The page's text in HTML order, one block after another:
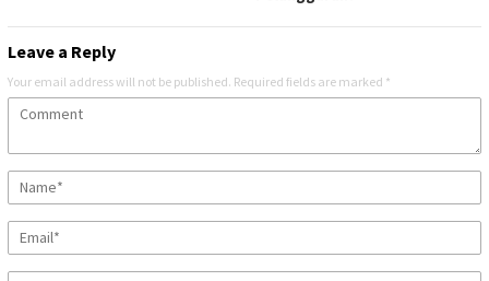
Leave a Reply
Your email address will not be published. Required fields are marked *